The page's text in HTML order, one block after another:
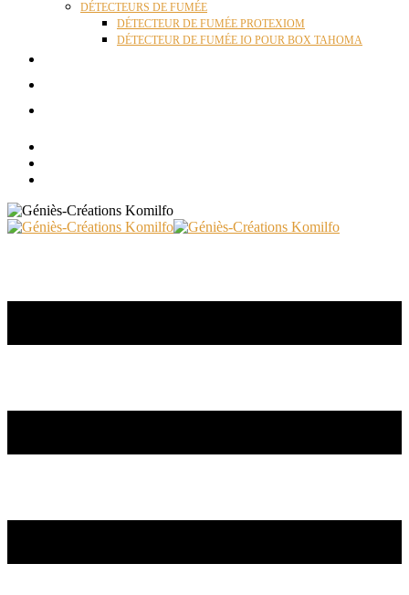
DÉTECTEURS DE FUMÉE
DÉTECTEUR DE FUMÉE PROTEXIOM
DÉTECTEUR DE FUMÉE IO POUR BOX TAHOMA